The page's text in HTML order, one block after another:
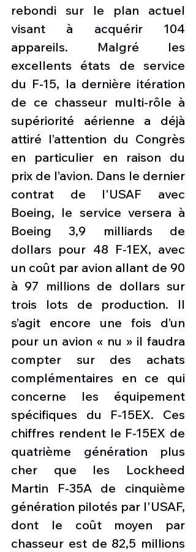
rebondi sur le plan actuel
visant à acquérir 104
appareils. Malgré les
excellents états de service
du F-15, la dernière itération
de ce chasseur multi-rôle à
supériorité aérienne a déjà
attiré l’attention du Congrès
en particulier en raison du
prix de l’avion. Dans le dernier
contrat de l'USAF avec
Boeing, le service versera à
Boeing 3,9 milliards de
dollars pour 48 F-1EX, avec
un coût par avion allant de 90
à 97 millions de dollars sur
trois lots de production. Il
s’agit encore une fois d’un
pour un avion « nu » il faudra
compter sur des achats
complémentaires en ce qui
concerne les équipement
spécifiques du F-15EX. Ces
chiffres rendent le F-15EX de
quatrième génération plus
cher que les Lockheed
Martin F-35A de cinquième
génération pilotés par l'USAF,
dont le coût moyen par
chasseur est de 82,5 millions